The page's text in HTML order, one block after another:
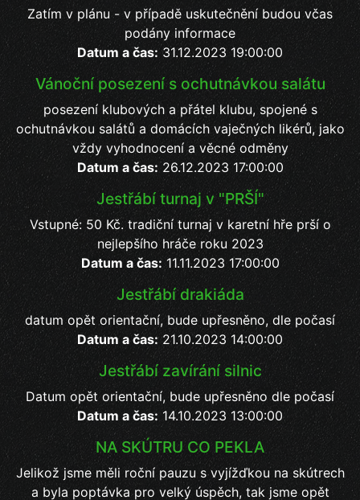
Zatím v plánu - v případě uskutečnění budou včas
podány informace
Datum a čas:31.12.2023 19:00:00
Vánoční posezení s ochutnávkou salátu
posezení klubových a přátel klubu, spojené s
ochutnávkou salátů a domácích vaječných likérů, jako
vždy vyhodnocení a věcné odměny
Datum a čas: 26.12.2023 17:00:00
Jestřábí turnaj v "PRŠÍ"
Vstupné: 50 Kč. tradiční turnaj v karetní hře prší o
nejlepšího hráče roku 2023
Datum a čas: 11.11.2023 17:00:00
Jestřábí drakiáda
datum opět orientační, bude upřesněno, dle počasí
Datum a čas:21.10.2023 14:00:00
Jestřábí zavírání silnic
Datum opět orientační, bude upřesněno dle počasí
Datum a čas: 14.10.2023 13:00:00
NA SKÚTRU CO PEKLA
Jelikož jsme měli roční pauzu s vyjížďkou na skútrech
a byla poptávka pro velký úspěch, tak jsme opět